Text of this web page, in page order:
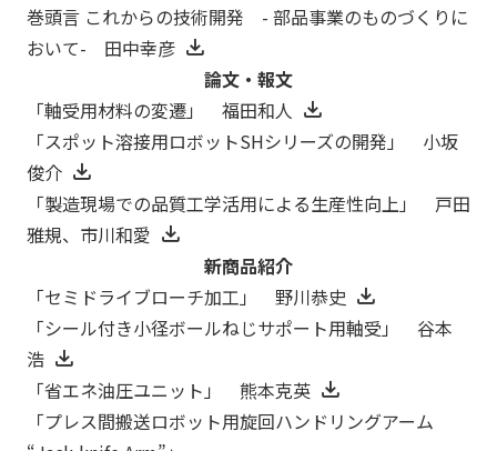
巻頭言 これからの技術開発 - 部品事業のものづくりに
おいて- 田中幸彦
論文・報文
「軸受用材料の変遷」 福田和人
「スポット溶接用ロボットSHシリーズの開発」 小坂
俊介
「製造現場での品質工学活用による生産性向上」 戸田
雅規、市川和愛
新商品紹介
「セミドライブローチ加工」 野川恭史
「シール付き小径ボールねじサポート用軸受」 谷本
浩
「省エネ油圧ユニット」 熊本克英
「プレス間搬送ロボット用旋回ハンドリングアーム